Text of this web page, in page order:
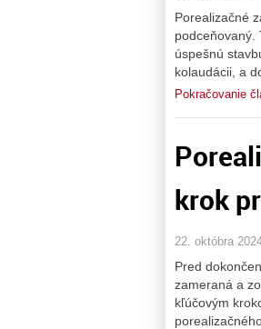
Porealizačné
podceňovaný.
úspešnú
kolaudácii, a
Pokračovanie
krok
22. októbra
Pred
zameraná a
kľúčovým